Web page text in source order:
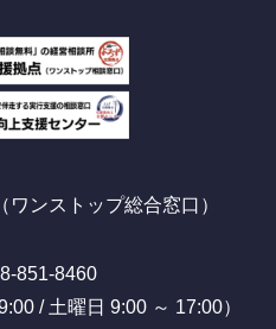
ンストップ総合窓口）
851-8460
/ 土曜日 9:00 ～ 17:00）